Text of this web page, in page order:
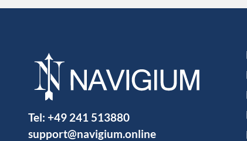
Tel: +49 241 513880
support@navigium.online